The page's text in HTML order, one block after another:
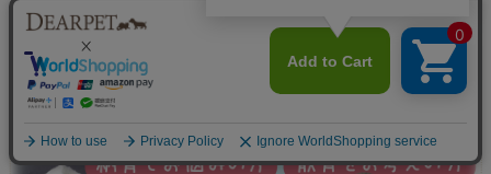
ペットちゃんのお写真で作る、世界で一つのメモリアルク
ッションです。
ご自宅ではもちろん、大切な方への贈り物としても。